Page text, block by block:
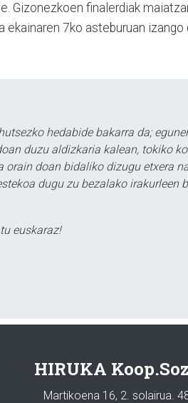
Gizonezkoen finalerdiak
ekainaren 7ko asteburuan izango
hedabide bakarra da;
duzu aldizkaria kalean, tokiko
orain doan bidaliko dizugu etxera
dugu zu bezalako irakurleen
euskaraz!
HIRUKA
Martikoena 16, 2. solairua.